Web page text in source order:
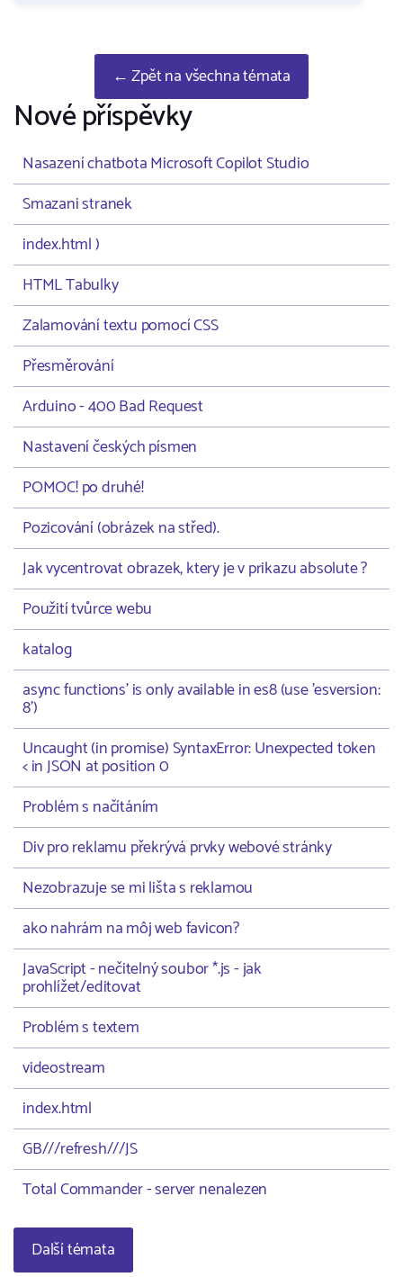
← Zpět na všechna témata
Nové příspěvky
Nasazení chatbota Microsoft Copilot Studio
Smazani stranek
index.html )
HTML Tabulky
Zalamování textu pomocí CSS
Přesměrování
Arduino - 400 Bad Request
Nastavení českých písmen
POMOC! po druhé!
Pozicování (obrázek na střed).
Jak vycentrovat obrazek, ktery je v prikazu absolute ?
Použití tvůrce webu
katalog
async functions' is only available in es8 (use 'esversion:
8')
Uncaught (in promise) SyntaxError: Unexpected token
< in JSON at position 0
Problém s načítáním
Div pro reklamu překrývá prvky webové stránky
Nezobrazuje se mi lišta s reklamou
ako nahrám na môj web favicon?
JavaScript - nečitelný soubor *.js - jak
prohlížet/editovat
Problém s textem
videostream
index.html
GB///refresh///JS
Total Commander - server nenalezen
Další témata